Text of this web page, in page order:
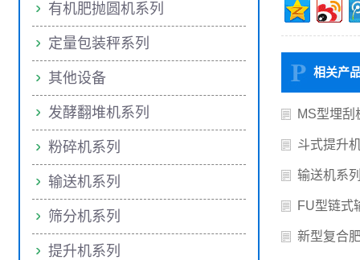
相关产
MS型埋刮
斗式提升
输送机系
FU型链式
新型复合
有机肥抛圆机系列
定量包装秤系列
其他设备
发酵翻堆机系列
粉碎机系列
输送机系列
筛分机系列
提升机系列